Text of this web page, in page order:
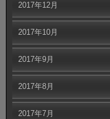
2017年12月
2017年10月
2017年9月
2017年8月
2017年7月